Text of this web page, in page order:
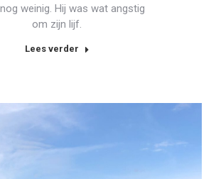
weinig. Hij was wat angstig
om zijn lijf.
Lees verder